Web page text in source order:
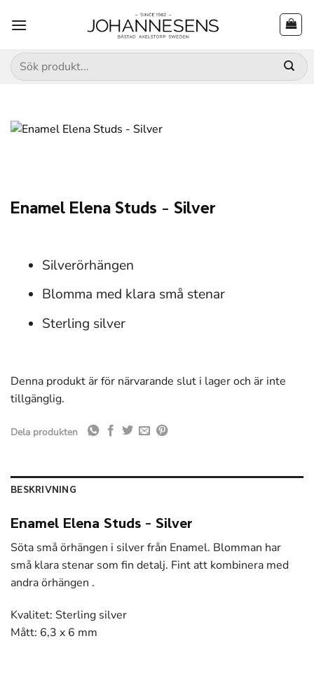
Sök
efter:
Enamel Elena Studs – Silver
Silverörhängen
Blomma med klara små stenar
Sterling silver
Denna produkt är för närvarande slut i lager och är inte
tillgänglig.
Dela produkten
BESKRIVNING
Enamel Elena Studs – Silver
Söta små örhängen i silver från Enamel. Blomman har
små klara stenar som fin detalj. Fint att kombinera med
andra örhängen .
Kvalitet: Sterling silver
Mått: 6,3 x 6 mm